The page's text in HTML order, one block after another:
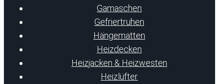
Gamaschen
Gefriertruhen
Hängematten
Heizdecken
Heizjacken & Heizwesten
Heizlüfter